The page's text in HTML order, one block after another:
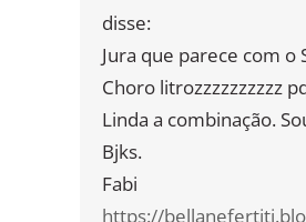
disse:
Jura que parece com o
Choro litrozzzzzzzzzz
Linda a combinação.
Bjks.
Fabi
https://